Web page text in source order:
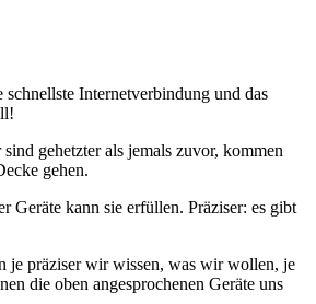
Internetverbindung und das
gehetzter als jemals zuvor, kommen
gehen.
Geräte kann sie erfüllen. Präziser: es gibt
je präziser wir wissen, was wir wollen, je
die oben angesprochenen Geräte uns